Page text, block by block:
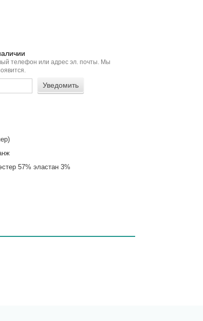
телефон или адрес эл. почты. Мы
57% эластан 3%